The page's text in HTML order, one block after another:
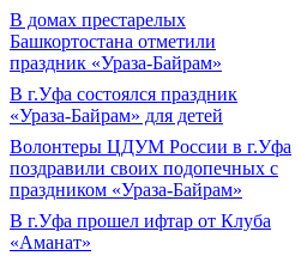
В домах престарелых
Башкортостана отметили
праздник «Ураза-Байрам»
В г.Уфа состоялся праздник
«Ураза-Байрам» для детей
Волонтеры ЦДУМ России в г.Уфа
поздравили своих подопечных с
праздником «Ураза-Байрам»
В г.Уфа прошел ифтар от Клуба
«Аманат»